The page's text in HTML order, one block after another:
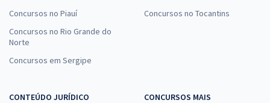
Concursos no Piauí
Concursos no Rio Grande do
Norte
Concursos em Sergipe
Concursos no Tocantins
CONTEÚDO JURÍDICO
CONCURSOS MAIS